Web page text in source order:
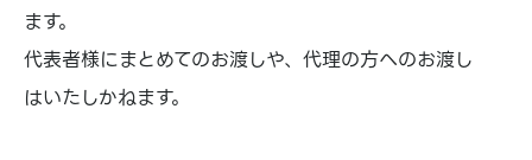
ます。
代表者様にまとめてのお渡しや、代理の方へのお渡し
はいたしかねます。